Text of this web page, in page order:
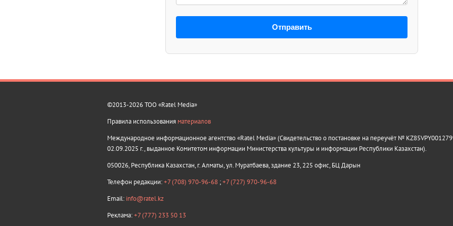
Отправить
©2013-2026 ТОО «Ratel Media»
Правила использования материалов
Международное информационное агентство «Ratel Media» (Свидетельство о постановке на переучёт №
02.09.2025 г., выданное Комитетом информации Министерства культуры и информации Республики Казахстан).
050026, Республика Казахстан, г. Алматы, ул. Муратбаева, здание 23, 225 офис, БЦ Дарын
Телефон редакции:+7 (708) 970-96-68 ;+7 (727) 970-96-68
Email: info@ratel.kz
Реклама:+7 (777) 233 50 13